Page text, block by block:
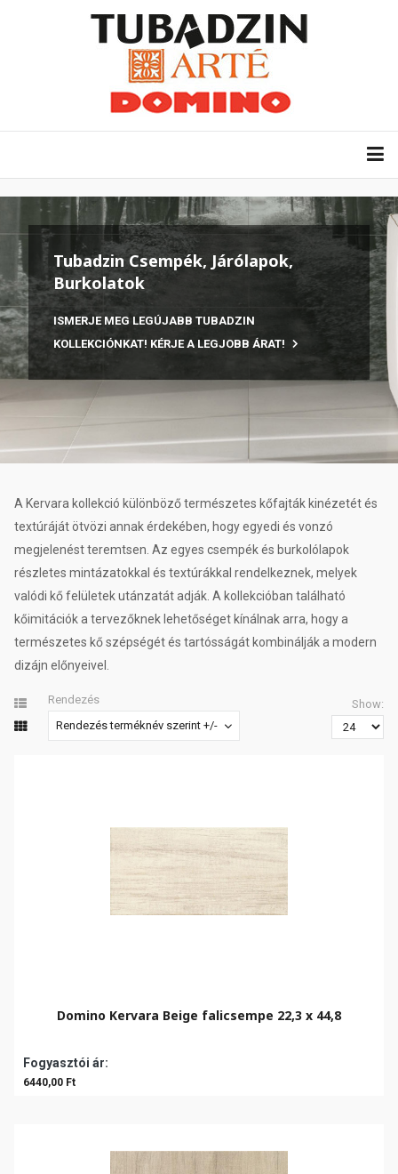
Tubadzin Csempék, Járólapok,
Burkolatok
ISMERJE MEG LEGÚJABB TUBADZIN
KOLLEKCIÓNKAT! KÉRJE A LEGJOBB ÁRAT!
A Kervara kollekció különböző természetes kőfajták kinézetét és
textúráját ötvözi annak érdekében, hogy egyedi és vonzó
megjelenést teremtsen. Az egyes csempék és burkolólapok
részletes mintázatokkal és textúrákkal rendelkeznek, melyek
valódi kő felületek utánzatát adják. A kollekcióban található
kőimitációk a tervezőknek lehetőséget kínálnak arra, hogy a
természetes kő szépségét és tartósságát kombinálják a modern
dizájn előnyeivel.
Rendezés
Rendezés terméknév szerint +/-
Show:
Domino Kervara Beige falicsempe 22,3 x 44,8
Fogyasztói ár:
6440,00 Ft